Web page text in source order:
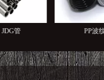
PP波纹管